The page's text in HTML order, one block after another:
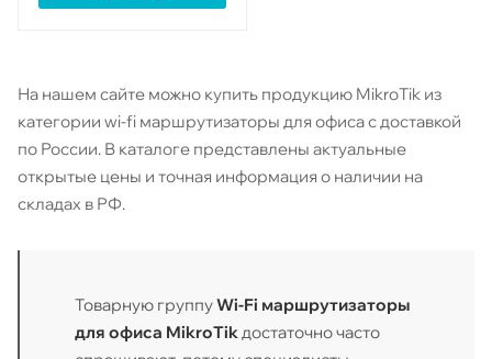
На нашем сайте можно купить продукцию MikroTik из
категории wi-fi маршрутизаторы для офиса с доставкой
по России. В каталоге представлены актуальные
открытые цены и точная информация о наличии на
складах в РФ.
Товарную группуWi-Fi маршрутизаторы
для офиса MikroTik достаточно часто